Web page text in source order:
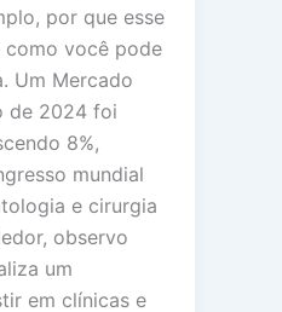
por que esse
como você pode
Um Mercado
de 2024 foi
8%,
mundial
e cirurgia
observo
um
em clínicas e